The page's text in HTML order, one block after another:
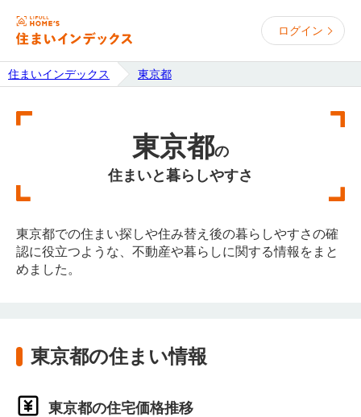
ログイン
住まいインデックス 東京都
東京都の
住まいと暮らしやすさ
東京都での住まい探しや住み替え後の暮らしやすさの確
認に役立つような、不動産や暮らしに関する情報をまと
めました。
東京都の住まい情報
東京都の住宅価格推移